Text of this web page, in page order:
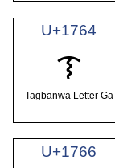
U+1764
ᝤ
Tagbanwa Letter Ga
U+1766